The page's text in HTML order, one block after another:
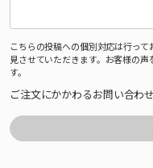
こちらの投稿への個別対応は行っ
見させていただきます。お客様の
す。
ご注文にかかわるお問い合わ